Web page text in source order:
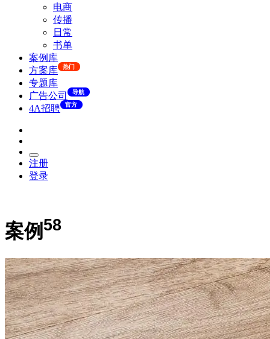
电商
传播
日常
书单
案例库
方案库
热门
专题库
广告公司
导航
4A招聘 官方
注册
登录
案例 58